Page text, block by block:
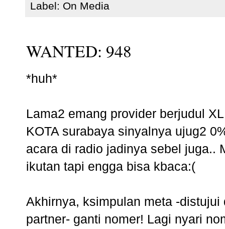
Label: On Media
WANTED: 948
*huh*
Lama2 emang provider berjudul
KOTA surabaya sinyalnya ujug2
acara di radio jadinya sebel juga..
ikutan tapi engga bisa kbaca:(
Akhirnya, ksimpulan meta -
partner- ganti nomer! Lagi nyari